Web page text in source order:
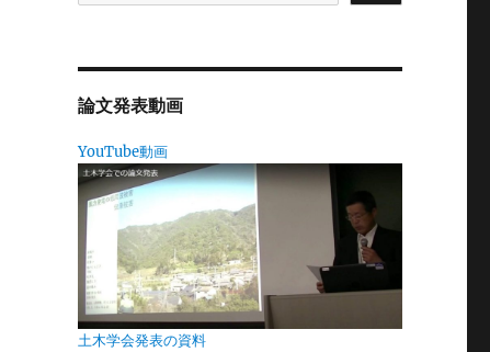
論文発表動画
YouTube動画
土木学会発表の資料